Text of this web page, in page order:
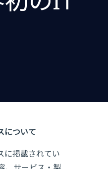
について
に掲載されてい